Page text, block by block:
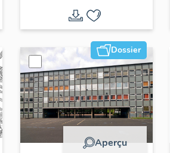
Dossier
Aperçu